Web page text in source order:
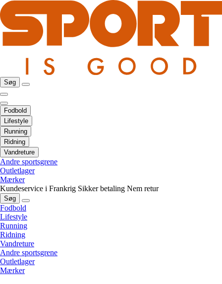
Søg
Fodbold
Lifestyle
Running
Ridning
Vandreture
Andre sportsgrene
Outletlager
Mærker
Kundeservice i Frankrig Sikker betaling Nem retur
Søg
Fodbold
Lifestyle
Running
Ridning
Vandreture
Andre sportsgrene
Outletlager
Mærker